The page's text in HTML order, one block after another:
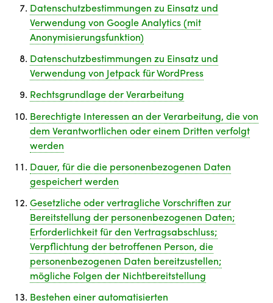
Datenschutzbestimmungen zu Einsatz und
Verwendung von Google Analytics (mit
Anonymisierungsfunktion)
Datenschutzbestimmungen zu Einsatz und
Verwendung von Jetpack für WordPress
Rechtsgrundlage der Verarbeitung
Berechtigte Interessen an der Verarbeitung, die von
dem Verantwortlichen oder einem Dritten verfolgt
werden
Dauer, für die die personenbezogenen Daten
gespeichert werden
Gesetzliche oder vertragliche Vorschriften zur
Bereitstellung der personenbezogenen Daten;
Erforderlichkeit für den Vertragsabschluss;
Verpflichtung der betroffenen Person, die
personenbezogenen Daten bereitzustellen;
mögliche Folgen der Nichtbereitstellung
Bestehen einer automatisierten